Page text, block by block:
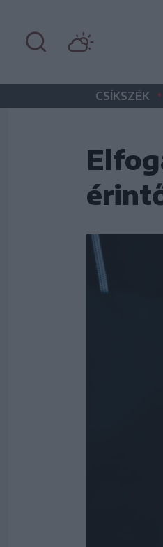
CSÍKSZÉK •